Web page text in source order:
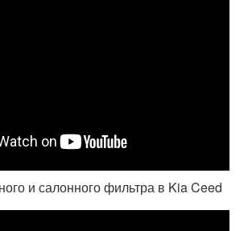
и салонного фильтра в Kia Ceed